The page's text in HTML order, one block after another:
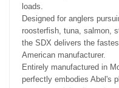
loads.
Designed for anglers
roosterfish, tuna, salmon,
the SDX delivers the
American manufacturer.
Entirely manufactured in
perfectly embodies Abel's